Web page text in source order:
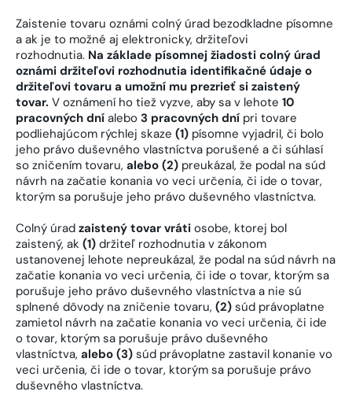
Zaistenie tovaru oznámi colný úrad bezodkladne písomne
a ak je to možné aj elektronicky, držiteľovi
rozhodnutia. Na základe písomnej žiadosti colný úrad
oznámi držiteľovi rozhodnutia identifikačné údaje o
držiteľovi tovaru a umožní mu prezrieť si zaistený
tovar. V oznámení ho tiež vyzve, aby sa v lehote 10
pracovných dní alebo 3 pracovných dní pri tovare
podliehajúcom rýchlej skaze (1) písomne vyjadril, či bolo
jeho právo duševného vlastníctva porušené a či súhlasí
so zničením tovaru, alebo (2) preukázal, že podal na súd
návrh na začatie konania vo veci určenia, či ide o tovar,
ktorým sa porušuje jeho právo duševného vlastníctva.
Colný úrad zaistený tovar vráti osobe, ktorej bol
zaistený, ak (1) držiteľ rozhodnutia v zákonom
ustanovenej lehote nepreukázal, že podal na súd návrh na
začatie konania vo veci určenia, či ide o tovar, ktorým sa
porušuje jeho právo duševného vlastníctva a nie sú
splnené dôvody na zničenie tovaru, (2) súd právoplatne
zamietol návrh na začatie konania vo veci určenia, či ide
o tovar, ktorým sa porušuje právo duševného
vlastníctva, alebo (3) súd právoplatne zastavil konanie vo
veci určenia, či ide o tovar, ktorým sa porušuje právo
duševného vlastníctva.